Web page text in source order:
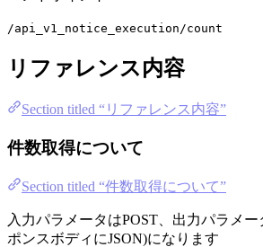
/api_v1_notice_execution/count
リファレンス内容
Section titled “リファレンス内容”
件数取得について
Section titled “件数取得について”
入力パラメータはPOST、出力パラメ
ポンスボディにJSON)になります